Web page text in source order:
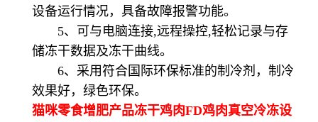
设备运行情况，具备故障报警功能。
5、可与电脑连接,远程操控,轻松记录与存
储冻干数据及冻干曲线。
6、采用符合国际环保标准的制冷剂，制冷
效果好，绿色环保。
猫咪零食增肥产品冻干鸡肉FD鸡肉真空冷冻设